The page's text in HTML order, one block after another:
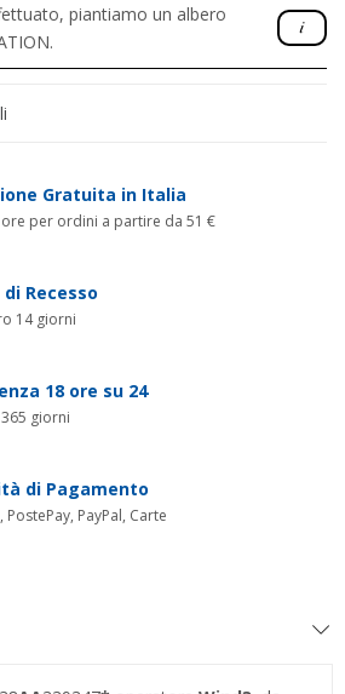
piantiamo un albero
Gratuita in Italia
ore per ordini a partire da 51 €
Recesso
14 giorni
18 ore su 24
365 giorni
di Pagamento
PostePay, PayPal, Carte